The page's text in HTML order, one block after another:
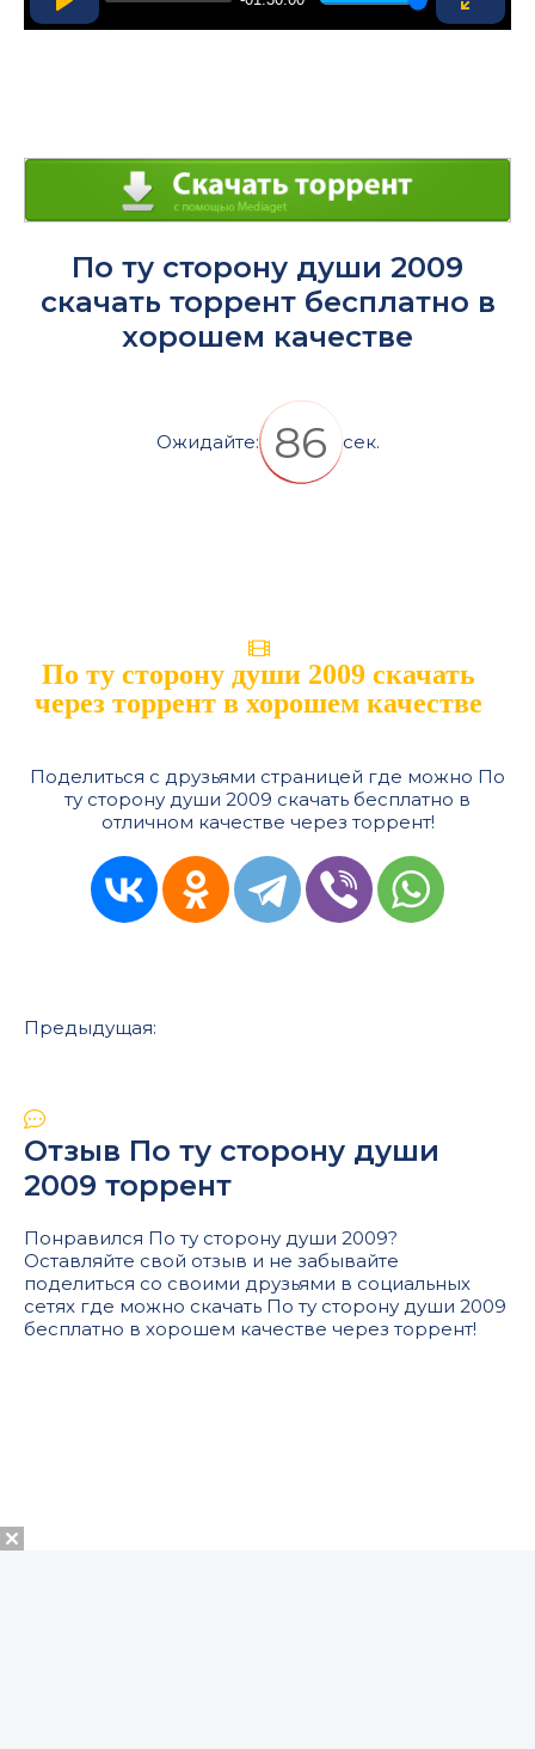
Play Enter
По ту сторону души 2009
скачать торрент бесплатно в
хорошем качестве
Ожидайте: 86 сек.
По ту сторону души 2009 скачать
через торрент в хорошем качестве
Поделиться с друзьями страницей где можно По
ту сторону души 2009 скачать бесплатно в
отличном качестве через торрент!
Предыдущая:
Отзыв По ту сторону души
2009 торрент
Понравился По ту сторону души 2009?
Оставляйте свой отзыв и не забывайте
поделиться со своими друзьями в социальных
сетях где можно скачать По ту сторону души 2009
бесплатно в хорошем качестве через торрент!